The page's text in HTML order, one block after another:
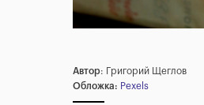
Автор: Григорий Щеглов
Обложка: Pexels